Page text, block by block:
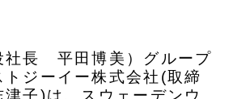
社長 平田博美）グループ
ジーイー株式会社(取締
子)は、スウェーデンウ